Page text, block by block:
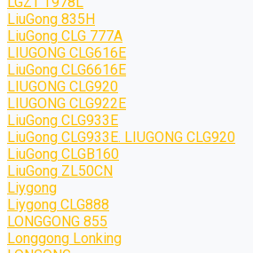
LiuGong 835H
LiuGong CLG 777A
LIUGONG CLG616E
LiuGong CLG6616E
LIUGONG CLG920
LIUGONG CLG922E
LiuGong CLG933E
LiuGong CLG933E. LIUGONG CLG920
LiuGong CLGB160
LiuGong ZL50CN
Liygong
Liygong CLG888
LONGGONG 855
Longgong Lonking